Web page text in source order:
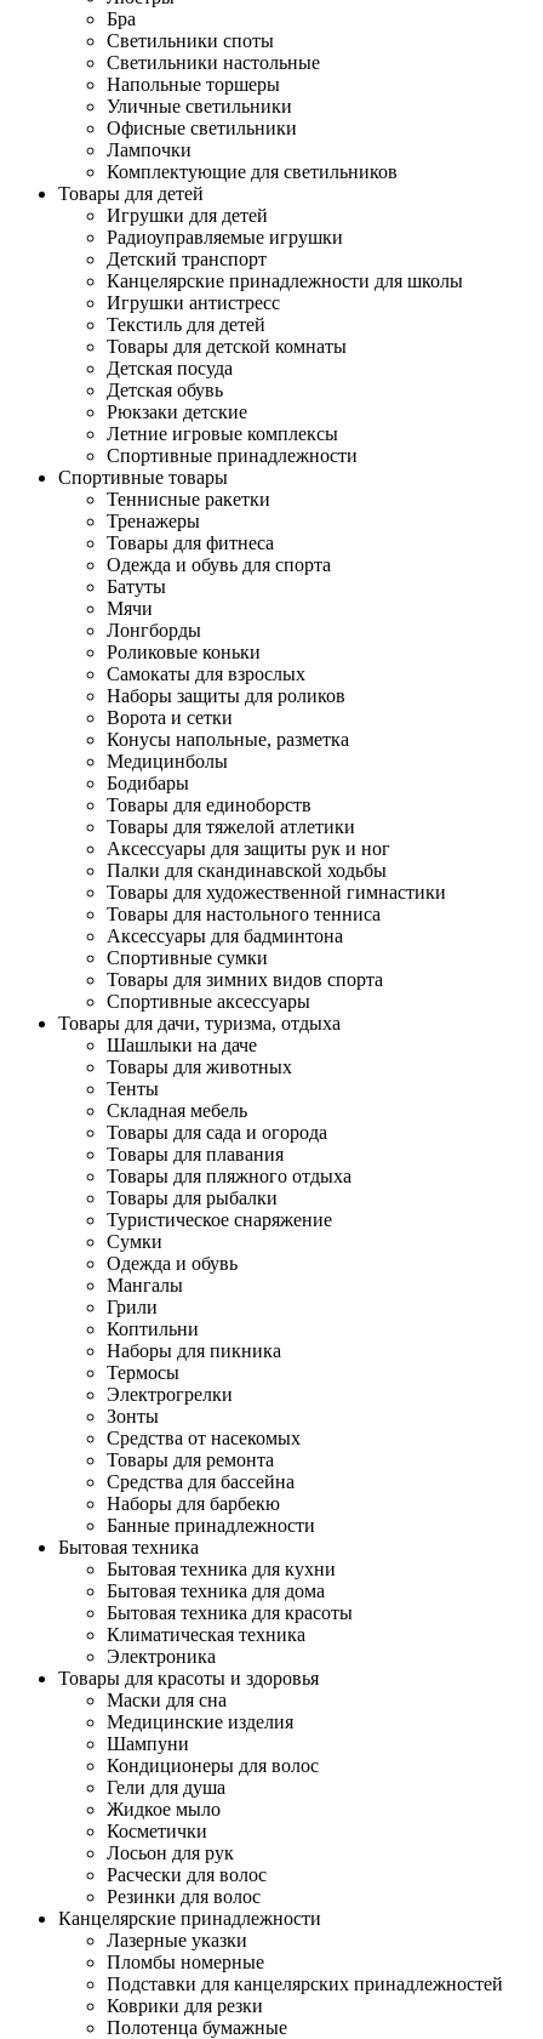
Бра
Светильники споты
Светильники настольные
Напольные торшеры
Уличные светильники
Офисные светильники
Лампочки
Комплектующие для светильников
Товары для детей
Игрушки для детей
Радиоуправляемые игрушки
Детский транспорт
Канцелярские принадлежности для школы
Игрушки антистресс
Текстиль для детей
Товары для детской комнаты
Детская посуда
Детская обувь
Рюкзаки детские
Летние игровые комплексы
Спортивные принадлежности
Спортивные товары
Теннисные ракетки
Тренажеры
Товары для фитнеса
Одежда и обувь для спорта
Батуты
Мячи
Лонгборды
Роликовые коньки
Самокаты для взрослых
Наборы защиты для роликов
Ворота и сетки
Конусы напольные, разметка
Медицинболы
Бодибары
Товары для единоборств
Товары для тяжелой атлетики
Аксессуары для защиты рук и ног
Палки для скандинавской ходьбы
Товары для художественной гимнастики
Товары для настольного тенниса
Аксессуары для бадминтона
Спортивные сумки
Товары для зимних видов спорта
Спортивные аксессуары
Товары для дачи, туризма, отдыха
Шашлыки на даче
Товары для животных
Тенты
Складная мебель
Товары для сада и огорода
Товары для плавания
Товары для пляжного отдыха
Товары для рыбалки
Туристическое снаряжение
Сумки
Одежда и обувь
Мангалы
Грили
Коптильни
Наборы для пикника
Термосы
Электрогрелки
Зонты
Средства от насекомых
Товары для ремонта
Средства для бассейна
Наборы для барбекю
Банные принадлежности
Бытовая техника
Бытовая техника для кухни
Бытовая техника для дома
Бытовая техника для красоты
Климатическая техника
Электроника
Товары для красоты и здоровья
Маски для сна
Медицинские изделия
Шампуни
Кондиционеры для волос
Гели для душа
Жидкое мыло
Косметички
Лосьон для рук
Расчески для волос
Резинки для волос
Канцелярские принадлежности
Лазерные указки
Пломбы номерные
Подставки для канцелярских принадлежностей
Коврики для резки
Полотенца бумажные